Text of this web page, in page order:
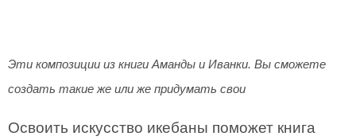
Эти композиции из книги Аманды и Иванки. Вы сможете
создать такие же или же придумать свои
Освоить искусство икебаны поможет книга